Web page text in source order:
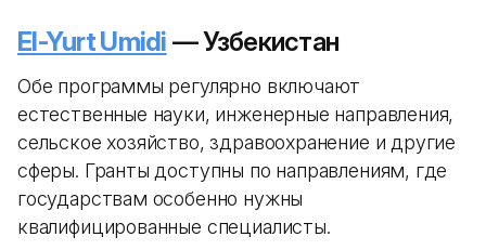
El-Yurt Umidi — Узбекистан
Обе программы регулярно включают
естественные науки, инженерные направления,
сельское хозяйство, здравоохранение и другие
сферы. Гранты доступны по направлениям, где
государствам особенно нужны
квалифицированные специалисты.